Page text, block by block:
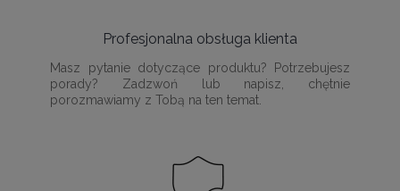
Profesjonalna obsługa klienta
Masz pytanie dotyczące produktu? Potrzebujesz
porady? Zadzwoń lub napisz, chętnie
porozmawiamy z Tobą na ten temat.